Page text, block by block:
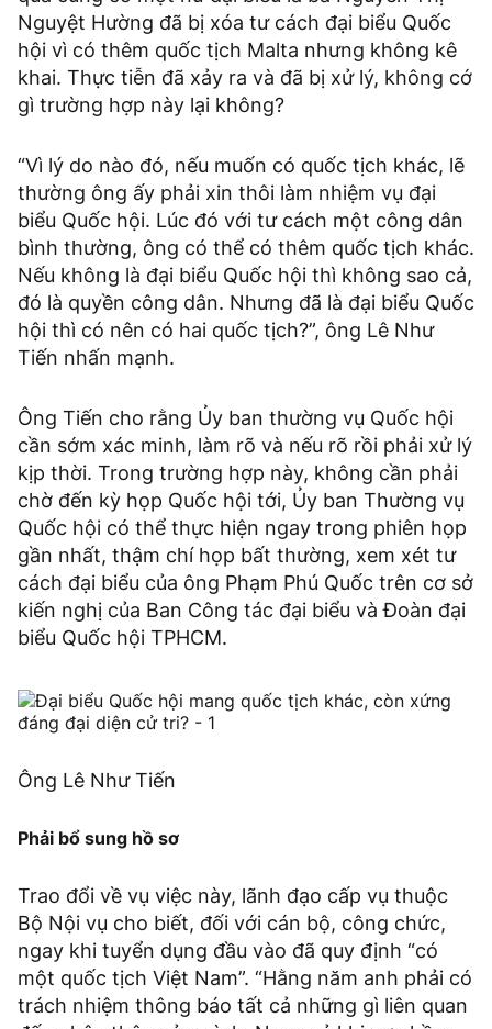
Nguyệt Hường đã bị xóa tư cách đại biểu Quốc
hội vì có thêm quốc tịch Malta nhưng không kê
khai. Thực tiễn đã xảy ra và đã bị xử lý, không cớ
gì trường hợp này lại không?
“Vì lý do nào đó, nếu muốn có quốc tịch khác, lẽ
thường ông ấy phải xin thôi làm nhiệm vụ đại
biểu Quốc hội. Lúc đó với tư cách một công dân
bình thường, ông có thể có thêm quốc tịch khác.
Nếu không là đại biểu Quốc hội thì không sao cả,
đó là quyền công dân. Nhưng đã là đại biểu Quốc
hội thì có nên có hai quốc tịch?”, ông Lê Như
Tiến nhấn mạnh.
Ông Tiến cho rằng Ủy ban thường vụ Quốc hội
cần sớm xác minh, làm rõ và nếu rõ rồi phải xử lý
kịp thời. Trong trường hợp này, không cần phải
chờ đến kỳ họp Quốc hội tới, Ủy ban Thường vụ
Quốc hội có thể thực hiện ngay trong phiên họp
gần nhất, thậm chí họp bất thường, xem xét tư
cách đại biểu của ông Phạm Phú Quốc trên cơ sở
kiến nghị của Ban Công tác đại biểu và Đoàn đại
biểu Quốc hội TPHCM.
Ông Lê Như Tiến
Phải bổ sung hồ sơ
Trao đổi về vụ việc này, lãnh đạo cấp vụ thuộc
Bộ Nội vụ cho biết, đối với cán bộ, công chức,
ngay khi tuyển dụng đầu vào đã quy định “có
một quốc tịch Việt Nam”. “Hằng năm anh phải có
trách nhiệm thông báo tất cả những gì liên quan